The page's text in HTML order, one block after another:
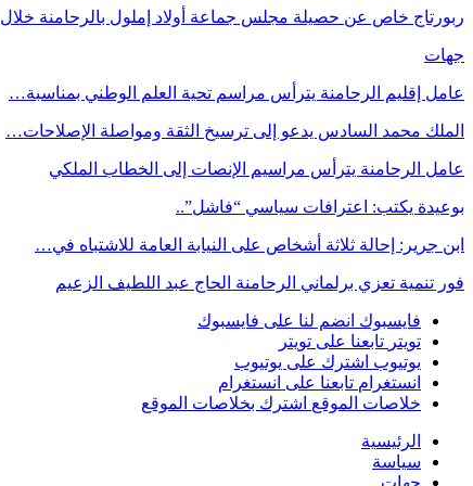
ربورتاج خاص عن حصيلة مجلس جماعة أولاد إملول بالرحامنة خلال 3…
جهات
عامل إقليم الرحامنة يترأس مراسم تحية العلم الوطني بمناسبة…
الملك محمد السادس يدعو إلى ترسيخ الثقة ومواصلة الإصلاحات…
عامل الرحامنة يترأس مراسيم الإنصات إلى الخطاب الملكي
بوعيدة يكتب: اعترافات سياسي “فاشل”..
ابن جرير: إحالة ثلاثة أشخاص على النيابة العامة للاشتباه في…
فور تنمية تعزي برلماني الرحامنة الحاج عبد اللطيف الزعيم
فايسبوك انضم لنا على فايسبوك
تويتر تابعنا على تويتر
يوتيوب اشترك على يوتيوب
انستغرام تابعنا على انستغرام
خلاصات الموقع اشترك بخلاصات الموقع
الرئيسية
سياسة
جهات